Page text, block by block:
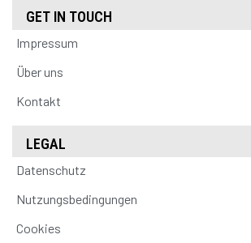
GET IN TOUCH
Impressum
Über uns
Kontakt
LEGAL
Datenschutz
Nutzungsbedingungen
Cookies